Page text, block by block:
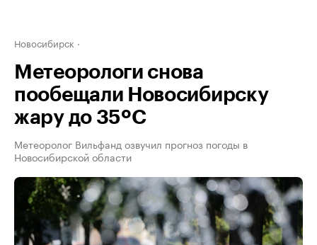
Новосибирск
Метеорологи снова
пообещали Новосибирску
жару до 35ºС
Метеоролог Вильфанд озвучил прогноз погоды в
Новосибирской области